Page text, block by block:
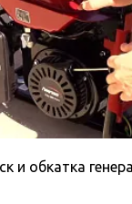
и обкатка